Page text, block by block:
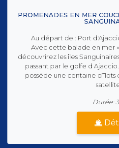
PROMENADES EN MER
Au départ de : Port
Avec cette balade en mer «
découvrirez les îles
passant par le golfe d
possède une centaine d’îlots
Durée: